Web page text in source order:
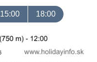
15:00 18:00